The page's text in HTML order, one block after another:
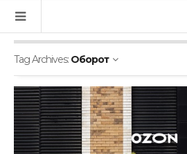
Tag Archives: Оборот